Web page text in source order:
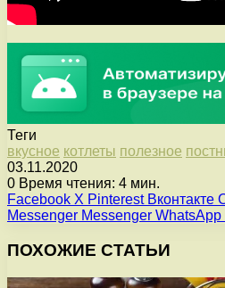
Теги
вкусное котлеты полезное
03.11.2020
0 Время чтения: 4 мин.
Facebook X Pinterest Вконтакте
Messenger Messenger WhatsApp
ПОХОЖИЕ СТАТЬИ